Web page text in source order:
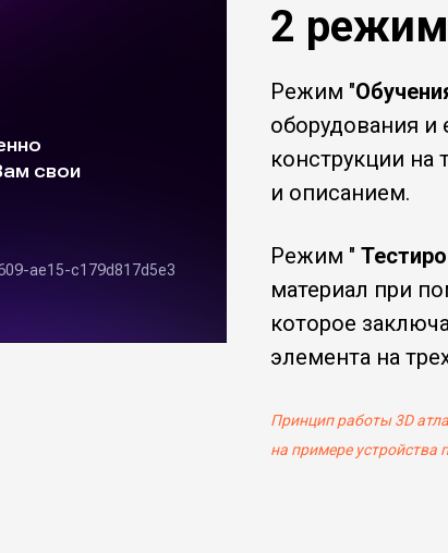
2
Режим "
оборудования и
конструкции
и описанием.
Режим "
материал при
которое
элемента на
Принцип работы 3D
на примере устройства